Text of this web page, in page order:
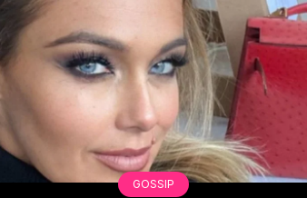
GOSSIP